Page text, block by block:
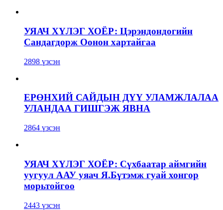
УЯАЧ ХҮЛЭГ ХОЁР: Цэрэндондогийн
Сандагдорж Оонон хартайгаа
2898 үзсэн
ЕРӨНХИЙ САЙДЫН ДҮҮ УЛАМЖЛАЛАА
УЛАНДАА ГИШГЭЖ ЯВНА
2864 үзсэн
УЯАЧ ХҮЛЭГ ХОЁР: Сүхбаатар аймгийн
уугуул ААУ уяач Я.Бүтэмж гуай хонгор
морьтойгоо
2443 үзсэн